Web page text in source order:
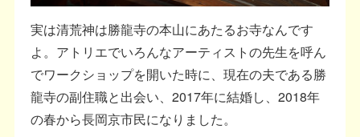
実は清荒神は勝龍寺の本山にあたるお寺なんです
よ。アトリエでいろんなアーティストの先生を呼ん
でワークショップを開いた時に、現在の夫である勝
龍寺の副住職と出会い、2017年に結婚し、2018年
の春から長岡京市民になりました。